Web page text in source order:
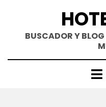
contenidoBUSCADOR Y BLOG